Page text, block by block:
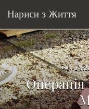
Нариси з Життя
Skip
to
content
Мандри
У країні соло
Велосипедні історії у
Соціальне
Бути жінкою
Всякого по трохи
Операція